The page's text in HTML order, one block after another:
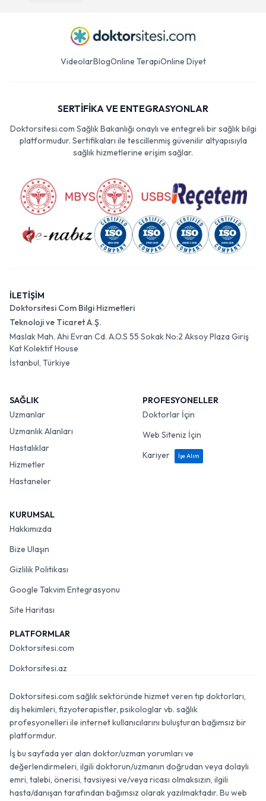
VideolarBlogOnline TerapiOnline Diyet
SERTİFİKA VE ENTEGRASYONLAR
Doktorsitesi.com Sağlık Bakanlığı onaylı ve entegreli bir sağlık bilgi
platformudur. Sertifikaları ile tescillenmiş güvenilir altyapısıyla
sağlık hizmetlerine erişim sağlar.
İLETİŞİM
Doktorsitesi Com Bilgi Hizmetleri
Teknoloji ve Ticaret A.Ş.
Maslak Mah. Ahi Evran Cd. A.O.S 55 Sokak No:2 Aksoy Plaza Giriş
Kat Kolektif House
İstanbul, Türkiye
SAĞLIK
Uzmanlar
Uzmanlık Alanları
Hastalıklar
Hizmetler
Hastaneler
PROFESYONELLER
Doktorlar İçin
Web Siteniz İçin
Kariyer
İşe Alım
KURUMSAL
Hakkımızda
Bize Ulaşın
Gizlilik Politikası
Google Takvim Entegrasyonu
Site Haritası
PLATFORMLAR
Doktorsitesi.com
Doktorsitesi.az
Doktorsitesi.com sağlık sektöründe hizmet veren tıp doktorları,
diş hekimleri, fizyoterapistler, psikologlar vb. sağlık
profesyonelleri ile internet kullanıcılarını buluşturan bağımsız bir
platformdur.
İş bu sayfada yer alan doktor/uzman yorumları ve
değerlendirmeleri, ilgili doktorun/uzmanın doğrudan veya dolaylı
emri, talebi, önerisi, tavsiyesi ve/veya ricası olmaksızın, ilgili
hasta/danışan tarafından bağımsız olarak yazılmaktadır. Bu web